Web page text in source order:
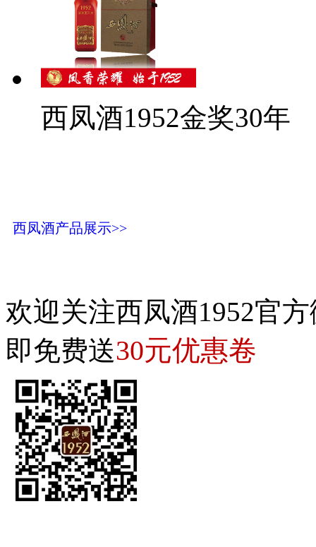
西凤酒1952金奖30年
西凤酒产品展示>>
欢迎关注西凤酒1952官
即免费送30元优惠卷